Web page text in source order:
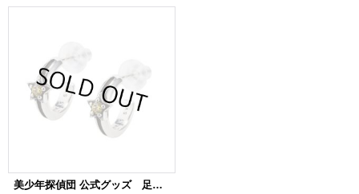
美少年探偵団 公式グッズ 足利飆太 シルバーピアス